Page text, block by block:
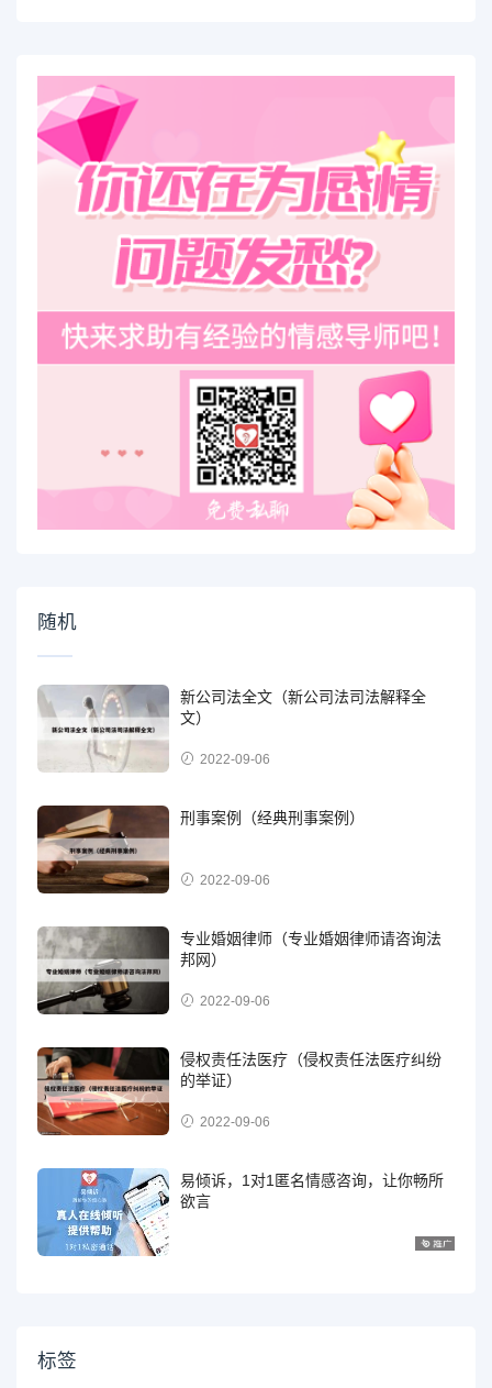
随机
新公司法全文（新公司法司法解释全
文）
2022-09-06
刑事案例（经典刑事案例）
2022-09-06
专业婚姻律师（专业婚姻律师请咨询法
邦网）
2022-09-06
侵权责任法医疗（侵权责任法医疗纠纷
的举证）
2022-09-06
易倾诉，1对1匿名情感咨询，让你畅所
欲言
标签